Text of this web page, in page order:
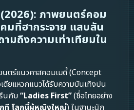
ภาพยนตร์คอม
มที่ฮากระจาย แสบสัน
มถึงความเท่าเทียมใน
ตร์แนวคาสคอมเมดี้ (Concept
ดียแหวกแนวได้รับความบันเทิงปน
รืนกับ“Ladies First”(ชื่อไทยอย่าง
ที โลกนี้ผู้หญิงใหญ่) ในฐานะนัก